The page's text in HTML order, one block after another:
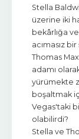
Stella
üzerine iki
bekârlığa
acımasız
Thomas
adamı
yürümekte
boşaltmak
Vegas'taki
olabilirdi?
Stella ve